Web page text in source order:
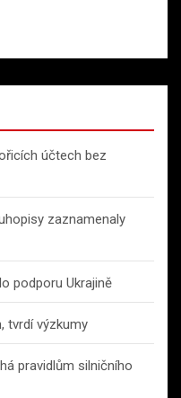
účtech bez
zaznamenaly
podporu Ukrajině
tvrdí výzkumy
pravidlům silničního